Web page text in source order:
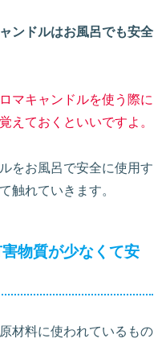
ンドルはお風呂でも安全
マキャンドルを使う際に
えておくといいですよ。
をお風呂で安全に使用す
触れていきます。
物質が少なくて安
材料に使われているもの